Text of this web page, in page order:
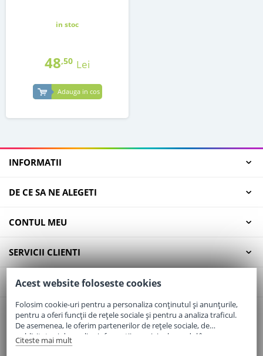
in stoc
48,50 Lei
Adauga in cos
INFORMATII
DE CE SA NE ALEGETI
CONTUL MEU
SERVICII CLIENTI
CONTACT
Email:office@elaptepraf.ro
Telefon:0745-964-449
Adresa:Sos. Borsului, Nr. 20, Oradea, Jud. Bihor
Acest website foloseste cookies
Folosim cookie-uri pentru a personaliza conținutul și anunțurile,
pentru a oferi funcții de rețele sociale și pentru a analiza traficul.
De asemenea, le oferim partenerilor de rețele sociale, de
publicitate și de analize informații cu privire la modul în care
folosiți site-ul nostru. Aceștia le pot combina cu alte informații
Citeste mai mult